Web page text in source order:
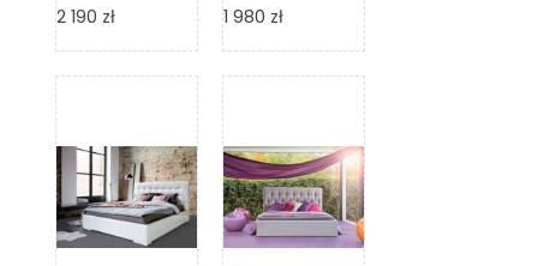
Design
2 190 zł
Design
1 980 zł